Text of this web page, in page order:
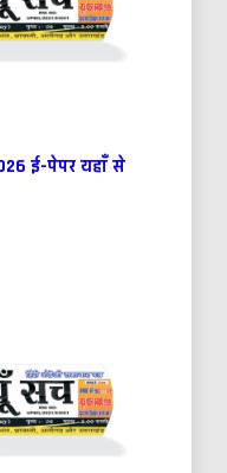
ई-पेपर यहाँ से